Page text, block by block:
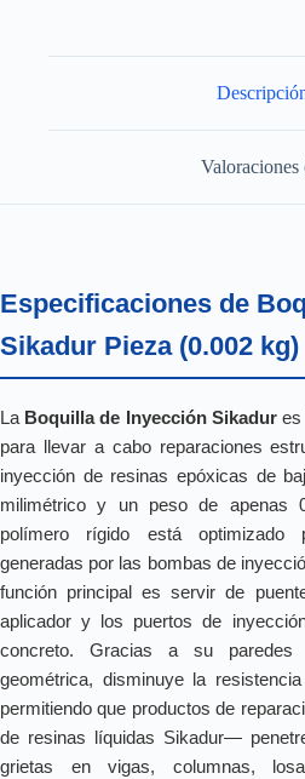
Valoraciones
Especificaciones de
Sikadur Pieza (0.002 kg)
La Boquilla de Inyección Sikadures
para llevar a cabo reparaciones
inyección de resinas epóxicas de
milimétrico y un peso de apenas
polímero rígido está optimizado
generadas por las bombas de
función principal es servir de
aplicador y los puertos de
concreto. Gracias a su paredes
geométrica, disminuye la
permitiendo que productos de
de resinas líquidas Sikadur—
grietas en vigas, columnas,